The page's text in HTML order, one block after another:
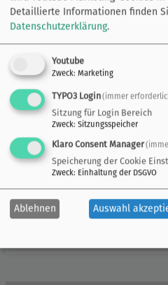
insgesamt 451,4 km (mit
Wesentliche
Folgende Meilensteine sind
(1.
11/
Detaillierte Informationen finden
Datenschutzerklärung.
Youtube
Zweck: Marketing
TYPO3 Login(immer
Sitzung für Login Bereich
Zweck: Sitzungsspeicher
Klaro Consent Manager
Speicherung der Cookie
Zweck: Einhaltung der DSGVO
Ablehnen Auswahl